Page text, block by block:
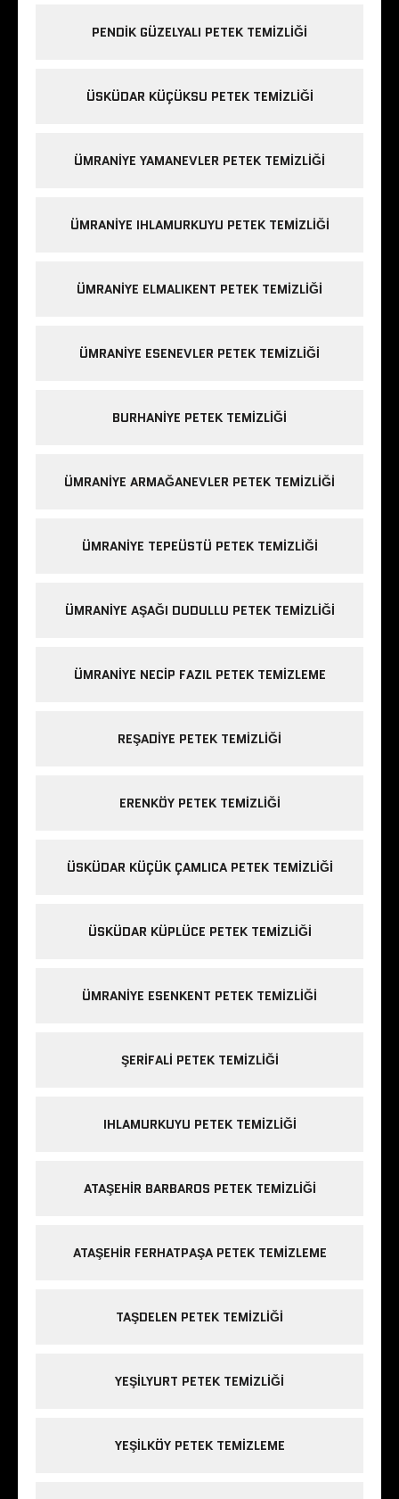
PENDIK GÜZELYALI PETEK TEMIZLIĞI
ÜSKÜDAR KÜÇÜKSU PETEK TEMIZLIĞI
ÜMRANIYE YAMANEVLER PETEK TEMIZLIĞI
ÜMRANIYE IHLAMURKUYU PETEK TEMIZLIĞI
ÜMRANIYE ELMALIKENT PETEK TEMIZLIĞI
ÜMRANIYE ESENEVLER PETEK TEMIZLIĞI
BURHANIYE PETEK TEMIZLIĞI
ÜMRANIYE ARMAĞANEVLER PETEK TEMIZLIĞI
ÜMRANIYE TEPEÜSTÜ PETEK TEMIZLIĞI
ÜMRANIYE AŞAĞI DUDULLU PETEK TEMIZLIĞI
ÜMRANIYE NECIP FAZIL PETEK TEMIZLEME
REŞADIYE PETEK TEMIZLIĞI
ERENKÖY PETEK TEMIZLIĞI
ÜSKÜDAR KÜÇÜK ÇAMLICA PETEK TEMIZLIĞI
ÜSKÜDAR KÜPLÜCE PETEK TEMIZLIĞI
ÜMRANIYE ESENKENT PETEK TEMIZLIĞI
ŞERIFALI PETEK TEMIZLIĞI
IHLAMURKUYU PETEK TEMIZLIĞI
ATAŞEHIR BARBAROS PETEK TEMIZLIĞI
ATAŞEHIR FERHATPAŞA PETEK TEMIZLEME
TAŞDELEN PETEK TEMIZLIĞI
YEŞILYURT PETEK TEMIZLIĞI
YEŞILKÖY PETEK TEMIZLEME